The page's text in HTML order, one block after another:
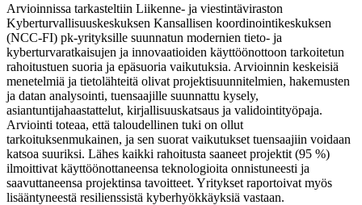
Arvioinnissa tarkasteltiin Liikenne- ja viestintäviraston
Kyberturvallisuuskeskuksen Kansallisen koordinointikeskuksen
(NCC-FI) pk-yrityksille suunnatun modernien tieto- ja
kyberturvaratkaisujen ja innovaatioiden käyttöönottoon tarkoitetun
rahoitustuen suoria ja epäsuoria vaikutuksia. Arvioinnin keskeisiä
menetelmiä ja tietolähteitä olivat projektisuunnitelmien, hakemusten
ja datan analysointi, tuensaajille suunnattu kysely,
asiantuntijahaastattelut, kirjallisuuskatsaus ja validointityöpaja.
Arviointi toteaa, että taloudellinen tuki on ollut
tarkoituksenmukainen, ja sen suorat vaikutukset tuensaajiin voidaan
katsoa suuriksi. Lähes kaikki rahoitusta saaneet projektit (95 %)
ilmoittivat käyttöönottaneensa teknologioita onnistuneesti ja
saavuttaneensa projektinsa tavoitteet. Yritykset raportoivat myös
lisääntyneestä resilienssistä kyberhyökkäyksiä vastaan.